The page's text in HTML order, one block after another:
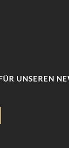
UNSEREN